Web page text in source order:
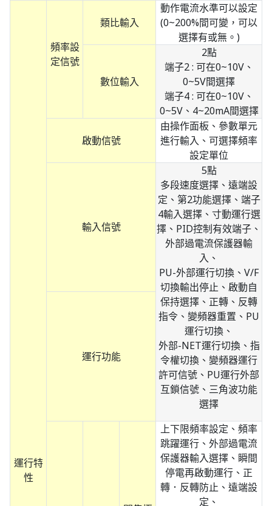
運行特
性
頻率設
定信號
類比輸入
動作電流水準可以設定
(0~200%間可變，可以
選擇有或無。)
數位輸入
2點
端子2 : 可在0~10V、
0~5V間選擇
端子4 : 可在0~10V、
0~5V、4~20mA間選擇
啟動信號
由操作面板、參數單元
進行輸入、可選擇頻率
設定單位
輸入信號
5點
多段速度選擇、遠端設
定、第2功能選擇、端子
4輸入選擇、寸動運行選
擇、PID控制有效端子、
外部過電流保護器輸
入、
PU-外部運行切換、V/F
切換輸出停止、啟動自
保持選擇、正轉、反轉
指令、變頻器重置、PU
運行切換、
外部-NET運行切換、指
令權切換、變頻器運行
許可信號、PU運行外部
互鎖信號、三角波功能
選擇
運行功能
上下限頻率設定、頻率
跳躍運行、外部過電流
保護器輸入選擇、瞬間
停電再啟動運行、正
轉．反轉防止、遠端設
定、